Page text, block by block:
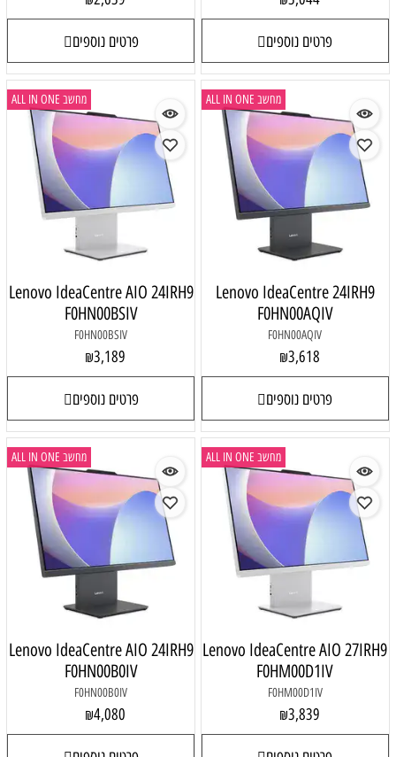
פרטים נוספים פרטים נוספים
מחשב ALL IN ONE
Lenovo IdeaCentre 24IRH9
F0HN00AQIV
F0HN00AQIV
₪3,618
פרטים נוספים
מחשב ALL IN ONE
Lenovo IdeaCentre AIO 24IRH9
F0HN00BSIV
F0HN00BSIV
₪3,189
פרטים נוספים
מחשב ALL IN ONE
Lenovo IdeaCentre AIO 27IRH9
F0HM00D1IV
F0HM00D1IV
₪3,839
מחשב ALL IN ONE
Lenovo IdeaCentre AIO 24IRH9
F0HN00B0IV
F0HN00B0IV
₪4,080